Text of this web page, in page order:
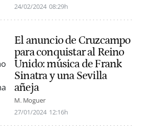
24/02/2024 08:29h
El anuncio de Cruzcampo
para conquistar al Reino
Unido: música de Frank
Sinatra y una Sevilla
añeja
M. Moguer
27/01/2024 12:16h